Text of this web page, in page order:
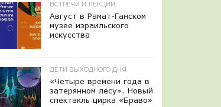
ВСТРЕЧИ И ЛЕКЦИИ
Август в Рамат-Ганском
музее израильского
искусства
ДЕТИ ВЫХОДНОГО ДНЯ
«Четыре времени года в
затерянном лесу». Новый
спектакль цирка «Браво»